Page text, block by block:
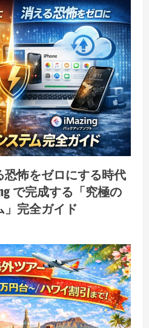
怖をゼロにする時代
で完成する「究極の
」完全ガイド